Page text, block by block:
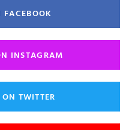
FACEBOOK
INSTAGRAM
TWITTER